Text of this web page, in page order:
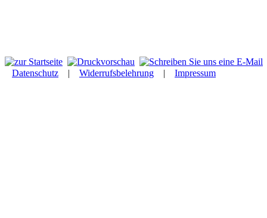
Datenschutz | Widerrufsbelehrung | Impressum